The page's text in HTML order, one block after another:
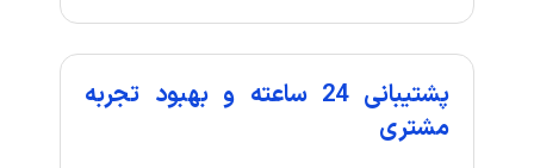
پشتیبانی 24 ساعته و بهبود تجربه
مشتری